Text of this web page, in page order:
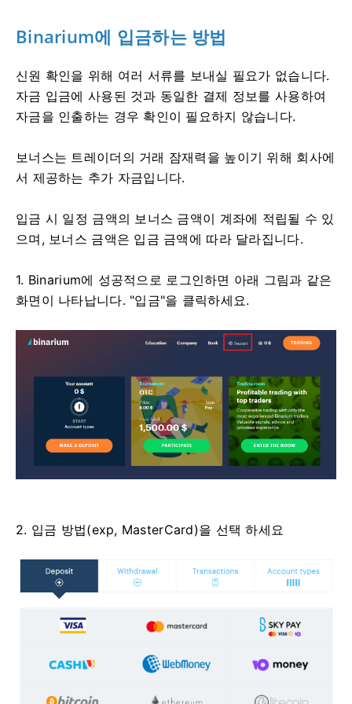
Binarium에 입금하는 방법
신원 확인을 위해 여러 서류를 보내실 필요가 없습니다.
자금 입금에 사용된 것과 동일한 결제 정보를 사용하여
자금을 인출하는 경우 확인이 필요하지 않습니다.
보너스는 트레이더의 거래 잠재력을 높이기 위해 회사에
서 제공하는 추가 자금입니다.
입금 시 일정 금액의 보너스 금액이 계좌에 적립될 수 있
으며, 보너스 금액은 입금 금액에 따라 달라집니다.
1. Binarium에 성공적으로 로그인하면 아래 그림과 같은
화면이 나타납니다. "입금"을 클릭하세요.
2. 입금 방법(exp, MasterCard)을 선택 하세요